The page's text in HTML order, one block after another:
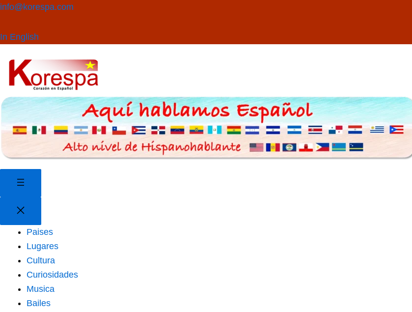
Saltar
contenido
info@korespa.com
In English
Paises
Lugares
Cultura
Curiosidades
Musica
Bailes
Buscar